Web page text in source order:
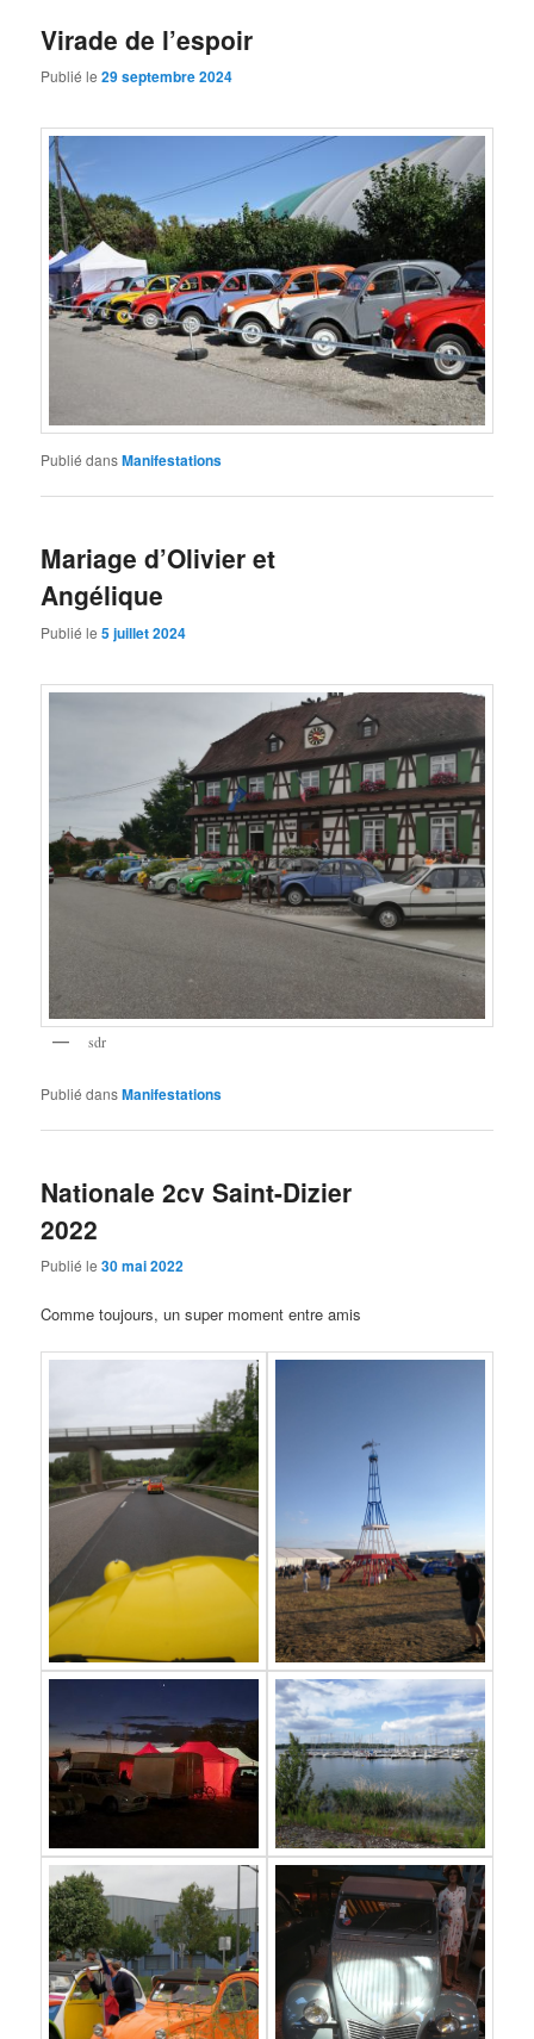
Virade de l’espoir
Publié le29 septembre 2024
Publié dansManifestations
Mariage d’Olivier et
Angélique
Publié le5 juillet 2024
sdr
Publié dansManifestations
Nationale 2cv Saint-Dizier
2022
Publié le30 mai 2022
Comme toujours, un super moment entre amis